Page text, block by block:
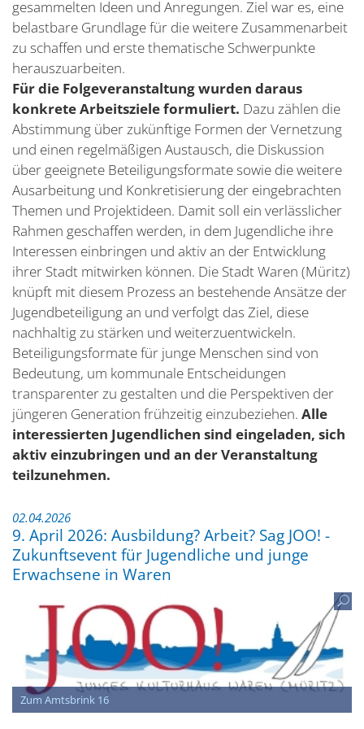
gesammelten Ideen und Anregungen. Ziel war es, eine
belastbare Grundlage für die weitere Zusammenarbeit
zu schaffen und erste thematische Schwerpunkte
herauszuarbeiten.
Für die Folgeveranstaltung wurden daraus
konkrete Arbeitsziele formuliert. Dazu zählen die
Abstimmung über zukünftige Formen der Vernetzung
und einen regelmäßigen Austausch, die Diskussion
über geeignete Beteiligungsformate sowie die weitere
Ausarbeitung und Konkretisierung der eingebrachten
Themen und Projektideen. Damit soll ein verlässlicher
Rahmen geschaffen werden, in dem Jugendliche ihre
Interessen einbringen und aktiv an der Entwicklung
ihrer Stadt mitwirken können. Die Stadt Waren (Müritz)
knüpft mit diesem Prozess an bestehende Ansätze der
Jugendbeteiligung an und verfolgt das Ziel, diese
nachhaltig zu stärken und weiterzuentwickeln.
Beteiligungsformate für junge Menschen sind von
Bedeutung, um kommunale Entscheidungen
transparenter zu gestalten und die Perspektiven der
jüngeren Generation frühzeitig einzubeziehen. Alle
interessierten Jugendlichen sind eingeladen, sich
aktiv einzubringen und an der Veranstaltung
teilzunehmen.
02.04.2026
9. April 2026: Ausbildung? Arbeit? Sag JOO! -
Zukunftsevent für Jugendliche und junge
Erwachsene in Waren
Zum Amtsbrink 16